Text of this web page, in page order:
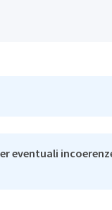
eventuali